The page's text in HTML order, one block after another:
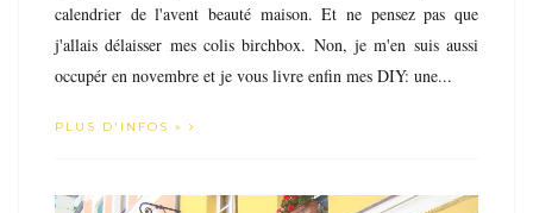
calendrier de l'avent beauté maison. Et ne pensez pas que
j'allais délaisser mes colis birchbox. Non, je m'en suis aussi
occupér en novembre et je vous livre enfin mes DIY: une...
PLUS D'INFOS »